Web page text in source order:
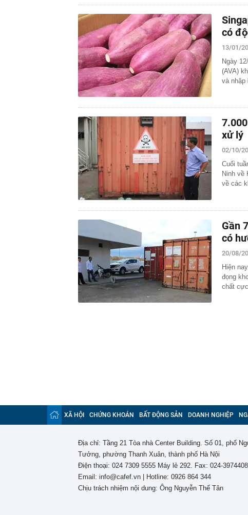
có
13/01/
Ngày
(AVA)
và nhập
xử lý
02/10/
Cuối
Ninh về
về các
Gần
có
20/08/
Hiện
đọng
chất
XÃ HỘI CHỨNG KHOÁN BẤT ĐỘNG SẢN DOANH NGHIỆP
Địa chỉ: Tầng 21 Tòa nhà Center Building. Số 01, phố
Tưởng, phường Thanh Xuân, thành phố Hà Nội
Điện thoại: 024 7309 5555 Máy lẻ 292. Fax: 024-
Email: info@cafef.vn | Hotline: 0926 864 344
Chịu trách nhiệm nội dung: Ông Nguyễn Thế Tân